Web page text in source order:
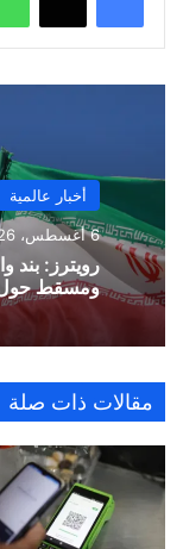
أخبار عالمية
6 أغسطس، 2026
رويترز: بند
ومسقط
مقالات ذات صلة